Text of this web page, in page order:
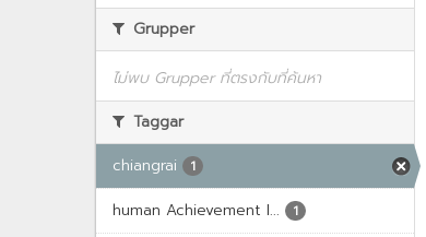
Grupper
ไม่พบ Grupper ที่ตรงกับที่ค้นหา
Taggar
chiangrai
1
human Achievement I... 1